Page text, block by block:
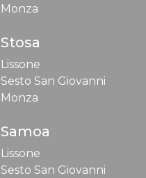
Monza
Stosa
Lissone
Sesto San Giovanni
Monza
Samoa
Lissone
Sesto San Giovanni